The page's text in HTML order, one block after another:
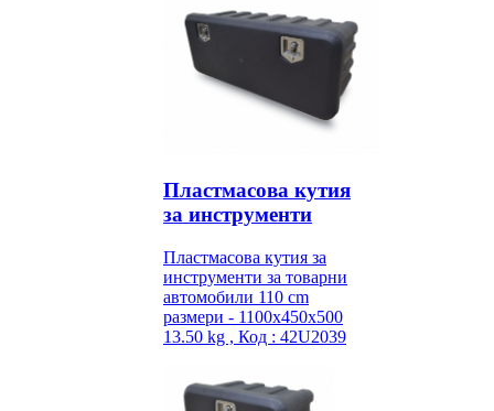
Пластмасова кутия
за инструменти
Пластмасова кутия за
инструменти за товарни
автомобили 110 cm
размери - 1100x450x500
13.50 kg , Код : 42U2039